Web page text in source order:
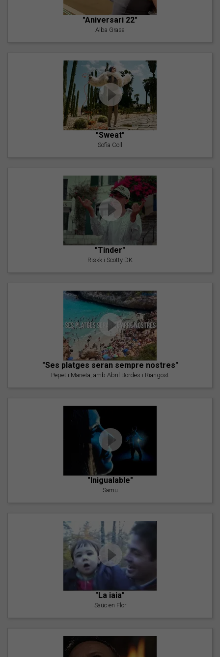
"Aniversari 22"
Alba Grasa
"Sweat"
Sofia Coll
"Tinder"
Riskk i Scotty DK
"Ses platges seran sempre nostres"
Pepet i Marieta, amb Abril Bordes i Riangost
"Inigualable"
Samu
"La iaia"
Saüc en Flor